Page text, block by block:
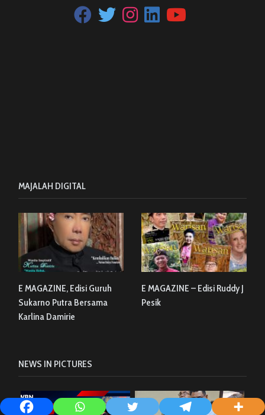
MAJALAH DIGITAL
E MAGAZINE, Edisi Guruh
Sukarno Putra Bersama
Karlina Damirie
E MAGAZINE – Edisi Ruddy J
Pesik
NEWS IN PICTURES